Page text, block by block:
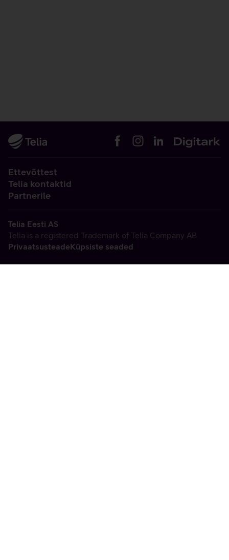
Ettevõttest
Telia kontaktid
Partnerile
Telia Eesti AS
Telia is a registered Trademark of Telia Company AB
PrivaatsusteadeKüpsiste seaded